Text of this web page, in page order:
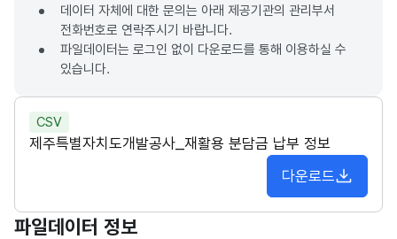
데이터 자체에 대한 문의는 아래 제공기관의 관리부서
전화번호로 연락주시기 바랍니다.
파일데이터는 로그인 없이 다운로드를 통해 이용하실 수
있습니다.
CSV
제주특별자치도개발공사_재활용 분담금 납부 정보
다운로드
파일데이터 정보